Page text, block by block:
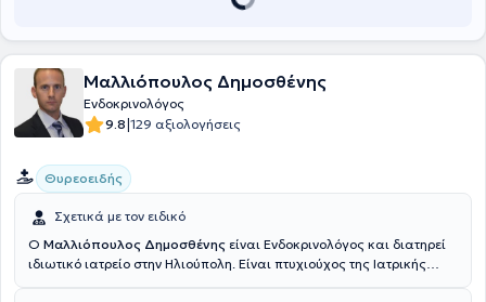
Μαλλιόπουλος Δημοσθένης
Ενδοκρινολόγος
9.8|129 αξιολογήσεις
Θυρεοειδής
Σχετικά με τον ειδικό
Ο Μαλλιόπουλος Δημοσθένης είναι Ενδοκρινολόγος και διατηρεί
ιδιωτικό ιατρείο στην Ηλιούπολη. Είναι πτυχιούχος της Ιατρικής